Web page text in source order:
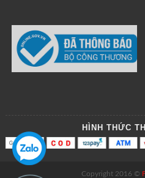
HÌNH THỨC
Copyright 2016 ©